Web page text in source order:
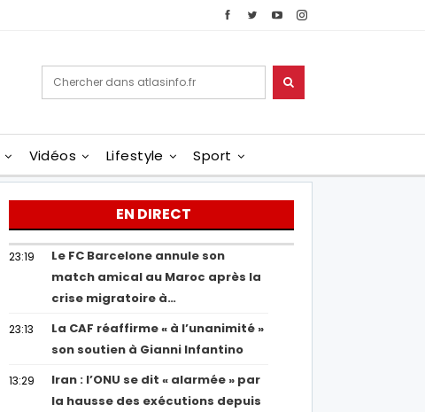
Vidéos Lifestyle Sport
EN DIRECT
23:19
Le FC Barcelone annule son
match amical au Maroc après la
crise migratoire à…
23:13
La CAF réaffirme « à l’unanimité »
son soutien à Gianni Infantino
13:29
Iran : l’ONU se dit « alarmée » par
la hausse des exécutions depuis